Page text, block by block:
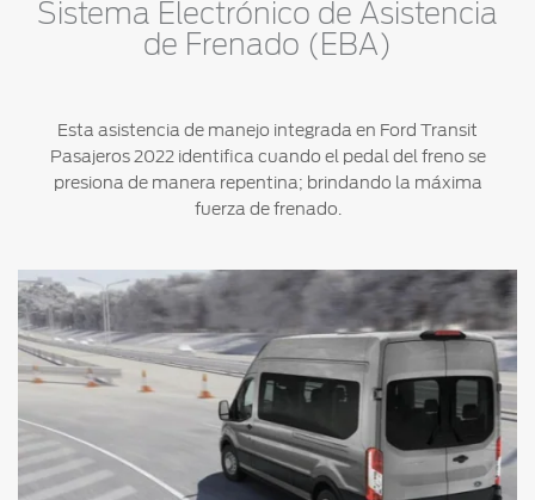
Sistema Electrónico de Asistencia
de Frenado (EBA)
Esta asistencia de manejo integrada en Ford Transit
Pasajeros 2022 identifica cuando el pedal del freno se
presiona de manera repentina; brindando la máxima
fuerza de frenado.